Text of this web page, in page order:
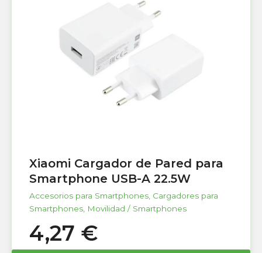
Xiaomi Cargador de Pared para
Smartphone USB-A 22.5W
Accesorios para Smartphones Cargadores para
Smartphones Movilidad / Smartphones
4,27 €